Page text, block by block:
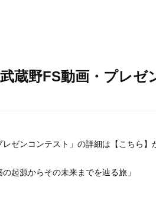
蔵野FS動画・プレゼ
ゼンコンテスト」の詳細は 【こちら】
起源からその未来までを辿る旅」